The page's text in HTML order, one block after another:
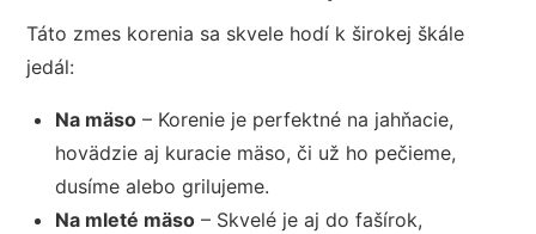
Táto zmes korenia sa skvele hodí k širokej škále
jedál:
Na mäso – Korenie je perfektné na jahňacie,
hovädzie aj kuracie mäso, či už ho pečieme,
dusíme alebo grilujeme.
Na mleté mäso – Skvelé je aj do fašírok,